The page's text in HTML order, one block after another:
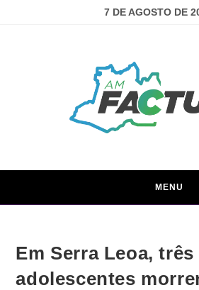
7 DE AGOSTO DE
MENU
Em Serra Leoa, três
adolescentes